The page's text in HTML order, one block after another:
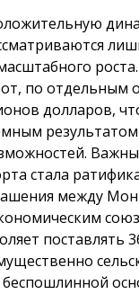
по отдельным
долларов,
стала
между
поставлять